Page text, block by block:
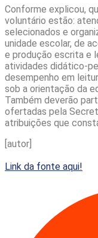
Conforme explicou,
voluntário estão:
selecionados e
unidade escolar, de
e produção escrita e
atividades didático-
desempenho em
sob a orientação da
Também deverão
ofertadas pela
atribuições que
[autor]
Link da fonte aqui!